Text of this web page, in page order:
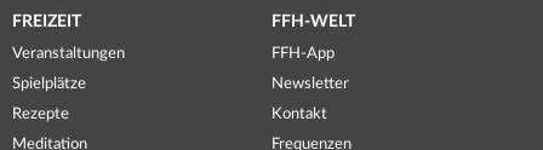
FREIZEIT
Veranstaltungen
Spielplätze
Rezepte
Meditation
FFH-WELT
FFH-App
Newsletter
Kontakt
Frequenzen